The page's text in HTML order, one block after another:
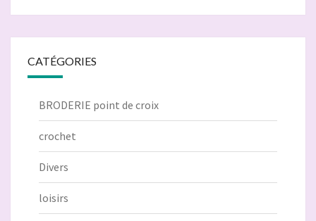
CATÉGORIES
BRODERIE point de croix
crochet
Divers
loisirs